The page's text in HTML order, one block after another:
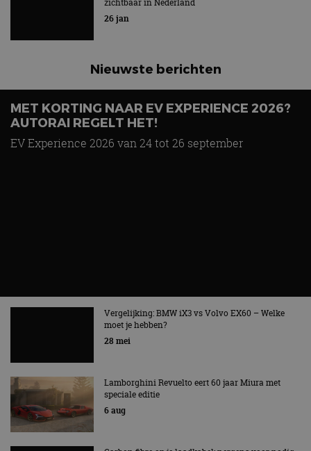
26 jan
Nieuwste berichten
MET KORTING NAAR EV EXPERIENCE 2026?
AUTORAI REGELT HET!
EV Experience 2026 van 24 tot 26 september
Vergelijking: BMW iX3 vs Volvo EX60 – Welke
moet je hebben?
28 mei
Lamborghini Revuelto eert 60 jaar Miura met
speciale editie
6 aug